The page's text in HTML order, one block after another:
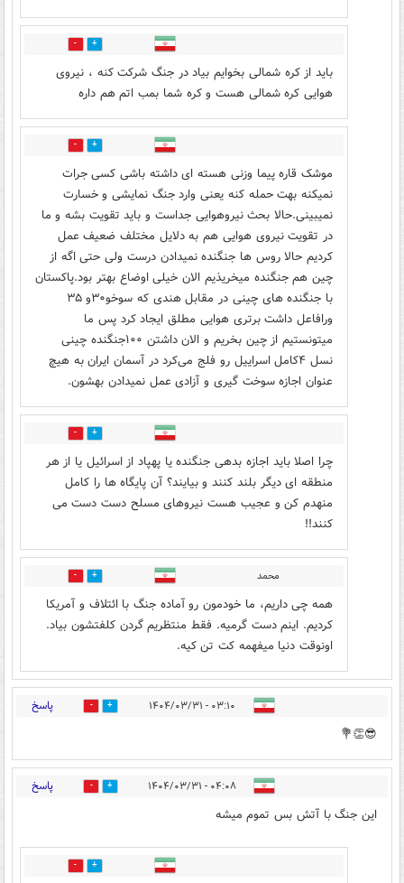
0
باید از کره شمالی بخوایم بیاد در جنگ شرکت کنه ، نیروی
هوایی کره شمالی هست و کره شما بمب اتم هم داره
4
موشک قاره پیما ‌وزنی هسته ای داشته باشی کسی جرات
نمیکنه بهت حمله کنه یعنی وارد جنگ نمایشی و خسارت
نمیبینی.حالا بحث نیروهوایی جداست و باید تقویت بشه و ما
در تقویت نیروی هوایی هم به دلایل مختلف ضعیف عمل
کردیم حالا روس ها جنگنده نمیدادن درست ولی حتی اگه از
چین هم جنگنده میخریذیم الان خیلی اوضاع بهتر بود.پاکستان
با جنگنده های چینی در مقابل هندی که سوخو۳۰و ۳۵
ورافاعل داشت برتری هوایی مطلق ایجاد کرد پس ما
میتونستیم از چین بخریم و الان داشتن ۱۰۰جنگنده چینی
نسل ۴کامل اسراییل رو فلج می‌کرد در آسمان ایران ‌به هیچ
عنوان اجازه سوخت گیری و آزادی عمل نمیدادن بهشون.
1
چرا اصلا باید اجازه بدهی جنگنده یا پهپاد از اسرائیل یا از هر
منطقه ای دیگر بلند کنند و بیایند؟ آن پایگاه ها را کامل
منهدم کن و عجیب هست نیروهای مسلح دست دست می
کنند!!
محمد 1
همه چی داریم، ما خودمون رو آماده جنگ با ائتلاف و آمریکا
کردیم. اینم دست گرمیه. فقط منتظریم گردن کلفتشون بیاد.
اونوقت دنیا میفهمه کت تن کیه.
۰۳:۱۰ - ۱۴۰۴/۰۳/۳۱ 4 پاسخ
😎👏💐
۰۴:۰۸ - ۱۴۰۴/۰۳/۳۱ 10 پاسخ
این جنگ با آتش بس تموم میشه
3